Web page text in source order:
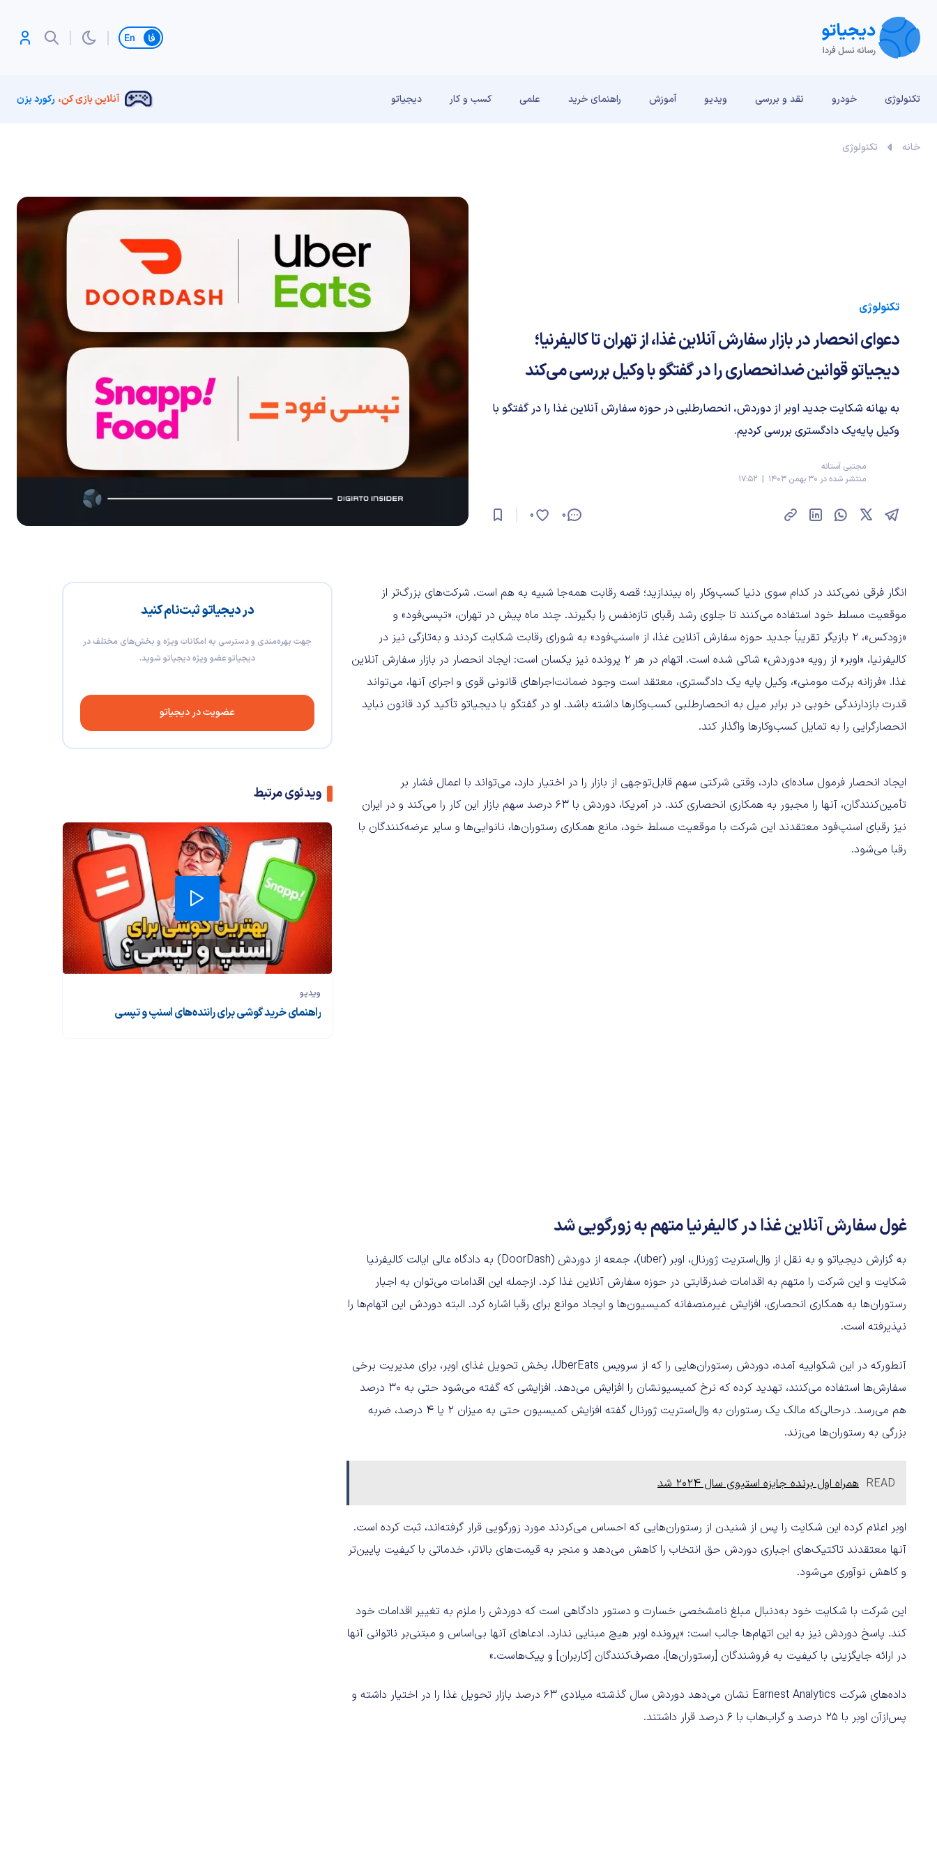
تغییر زبان
تکنولوژی خودرو نقد و بررسی‌ ویدیو آموزش راهنمای خرید علمی کسب و کار دیجیاتو آنلاین بازی کن، رکورد بزن
خانه تکنولوژی
تکنولوژی
دعوای انحصار در بازار سفارش آنلاین غذا، از تهران تا کالیفرنیا؛
دیجیاتو قوانین ضدانحصاری را در گفتگو با وکیل بررسی می‌کند
به بهانه شکایت جدید اوبر از دوردش، انحصارطلبی در حوزه سفارش آنلاین غذا را در گفتگو با
وکیل پایه‌یک دادگستری بررسی کردیم.
مجتبی آستانه
منتشر شده در 30 بهمن 1403 | 17:52
0
0
در دیجیاتو ثبت‌نام کنید
جهت بهره‌مندی و دسترسی به امکانات ویژه و بخش‌های مختلف در
دیجیاتو عضو ویژه دیجیاتو شوید.
عضویت در دیجیاتو
ویدئوی مرتبط
ویدیو
راهنمای خرید گوشی برای راننده‌های اسنپ و تپسی
انگار فرقی نمی‌کند در کدام سوی دنیا کسب‌وکار راه بیندازید؛ قصه رقابت همه‌جا شبیه به هم است. شرکت‌های بزرگ‌تر از
موقعیت مسلط خود استفاده می‌کنند تا جلوی رشد رقبای تازه‌نفس را بگیرند. چند ماه پیش در تهران، «تپسی‌فود» و
«زودکس»، 2 بازیگر تقریباً جدید حوزه سفارش آنلاین غذا، از «اسنپ‌فود» به شورای رقابت شکایت کردند و به‌تازگی نیز در
کالیفرنیا، «اوبر» از رویه «دوردش» شاکی شده است. اتهام در هر 2 پرونده نیز یکسان است: ایجاد انحصار در بازار سفارش آنلاین
غذا. «فرزانه برکت مومنی»، وکیل پایه یک دادگستری، معتقد است وجود ضمانت‌اجراهای قانونی قوی و اجرای آنها، می‌تواند
قدرت بازدارندگی خوبی در برابر میل به انحصارطلبی کسب‌وکارها داشته باشد. او در گفتگو با دیجیاتو تأکید کرد قانون نباید
انحصارگرایی را به تمایل کسب‌وکارها واگذار کند.
ایجاد انحصار فرمول ساده‌ای دارد، وقتی شرکتی سهم قابل‌توجهی از بازار را در اختیار دارد، می‌تواند با اعمال فشار بر
تأمین‌کنندگان، آنها را مجبور به همکاری انحصاری کند. در آمریکا، دوردش با ۶۳ درصد سهم بازار این کار را می‌کند و در ایران
نیز رقبای اسنپ‌فود معتقدند این شرکت با موقعیت مسلط خود، مانع همکاری رستوران‌ها، نانوایی‌ها و سایر عرضه‌کنندگان با
رقبا می‌شود.
غول سفارش آنلاین غذا در کالیفرنیا متهم به زورگویی شد
به گزارش دیجیاتو و به نقل از وال‌استریت ژورنال، اوبر (uber)، جمعه از دوردش (DoorDash) به دادگاه عالی ایالت کالیفرنیا
شکایت و این شرکت را متهم به اقدامات ضدرقابتی در حوزه سفارش آنلاین غذا کرد. ازجمله این اقدامات می‌توان به اجبار
رستوران‌ها به همکاری انحصاری، افزایش غیرمنصفانه کمیسیون‌ها و ایجاد موانع برای رقبا اشاره کرد. البته دوردش این اتهام‌ها را
نپذیرفته است.
آنطورکه در این شکواییه آمده، دوردش رستوران‌هایی را که از سرویس UberEats، بخش تحویل غذای اوبر، برای مدیریت برخی
سفارش‌ها استفاده می‌کنند، تهدید کرده که نرخ کمیسیونشان را افزایش می‌دهد. افزایشی که گفته می‌شود حتی به 30 درصد
هم می‌رسد. درحالی‌که مالک یک رستوران به وال‌استریت ژورنال گفته افزایش کمیسیون حتی به میزان ۲ یا ۴ درصد، ضربه
بزرگی به رستوران‌ها می‌زند.
READ همراه اول برنده جایزه استیوی سال ۲۰۲۴ شد
اوبر اعلام کرده این شکایت را پس از شنیدن از رستوران‌هایی که احساس می‌کردند مورد زورگویی قرار گرفته‌اند، ثبت کرده است.
آنها معتقدند تاکتیک‌های اجباری دوردش حق انتخاب را کاهش می‌دهد و منجر به قیمت‌های بالاتر، خدماتی با کیفیت پایین‌تر
و کاهش نوآوری می‌شود.
این شرکت با شکایت خود به‌دنبال مبلغ نامشخصی خسارت و دستور دادگاهی است که دوردش را ملزم به تغییر اقدامات خود
کند. پاسخ دوردش نیز به این اتهام‌ها جالب است: «پرونده اوبر هیچ مبنایی ندارد. ادعاهای آنها بی‌اساس و مبتنی‌بر ناتوانی آنها
در ارائه جایگزینی با کیفیت به فروشندگان [رستوران‌ها]، مصرف‌کنندگان [کاربران] و پیک‌هاست.»
داده‌های شرکت Earnest Analytics نشان می‌دهد دوردش سال گذشته میلادی ۶۳ درصد بازار تحویل غذا را در اختیار داشته و
پس‌ازآن اوبر با ۲۵ درصد و گراب‌هاب با ۶ درصد قرار داشتند.